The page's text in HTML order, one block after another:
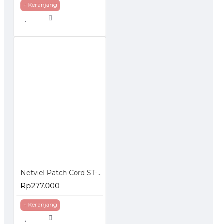
+ Keranjang
Netviel Patch Cord ST-LC Multimode
Rp277.000
+ Keranjang